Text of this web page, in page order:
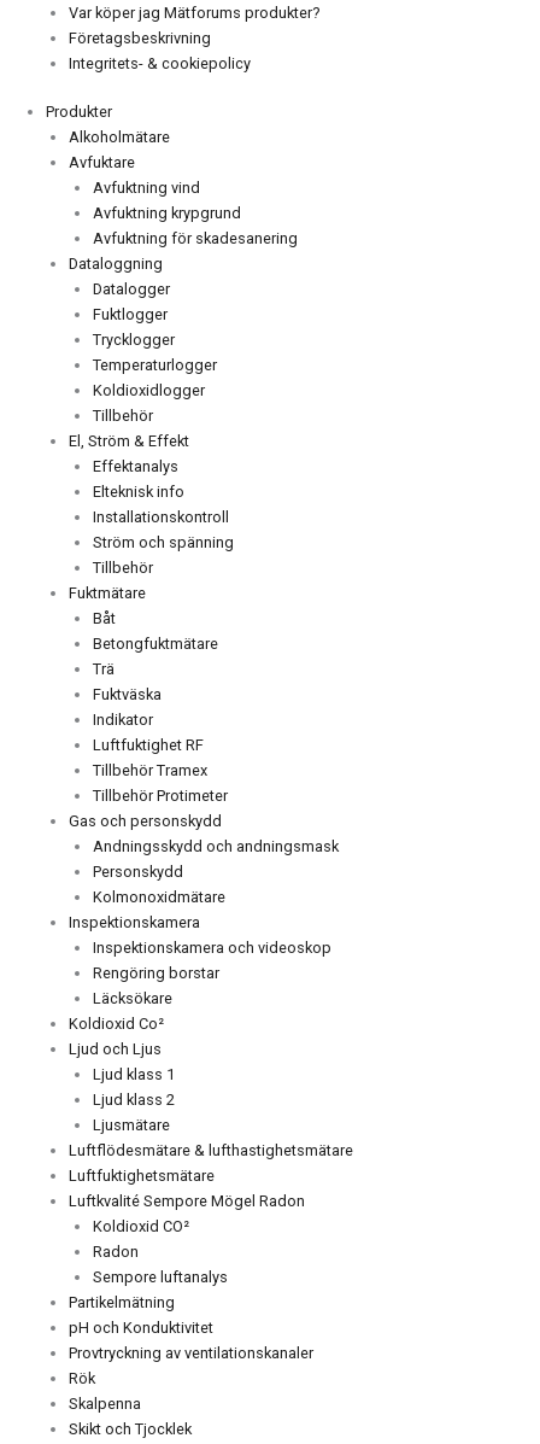
Var köper jag Mätforums produkter?
Företagsbeskrivning
Integritets- & cookiepolicy
Produkter
Alkoholmätare
Avfuktare
Avfuktning vind
Avfuktning krypgrund
Avfuktning för skadesanering
Dataloggning
Datalogger
Fuktlogger
Trycklogger
Temperaturlogger
Koldioxidlogger
Tillbehör
El, Ström & Effekt
Effektanalys
Elteknisk info
Installationskontroll
Ström och spänning
Tillbehör
Fuktmätare
Båt
Betongfuktmätare
Trä
Fuktväska
Indikator
Luftfuktighet RF
Tillbehör Tramex
Tillbehör Protimeter
Gas och personskydd
Andningsskydd och andningsmask
Personskydd
Kolmonoxidmätare
Inspektionskamera
Inspektionskamera och videoskop
Rengöring borstar
Läcksökare
Koldioxid Co²
Ljud och Ljus
Ljud klass 1
Ljud klass 2
Ljusmätare
Luftflödesmätare & lufthastighetsmätare
Luftfuktighetsmätare
Luftkvalité Sempore Mögel Radon
Koldioxid CO²
Radon
Sempore luftanalys
Partikelmätning
pH och Konduktivitet
Provtryckning av ventilationskanaler
Rök
Skalpenna
Skikt och Tjocklek